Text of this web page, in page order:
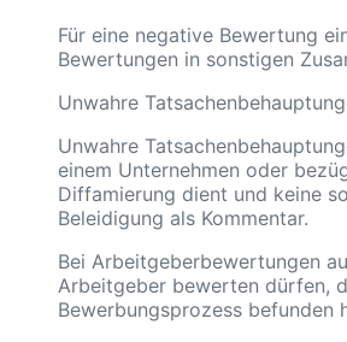
Für eine negative Bewertung
Bewertungen in sonstigen
Unwahre
Unwahre
einem Unternehmen oder
Diffamierung dient und keine
Beleidigung als Kommentar.
Bei Arbeitgeberbewertungen
Arbeitgeber bewerten dürfen,
Bewerbungsprozess befunden